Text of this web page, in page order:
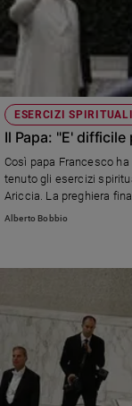
ESERCIZI SPIRITUALI
Il Papa: "E'
Così papa Francesco
tenuto gli esercizi
Ariccia. La preghiera
Alberto Bobbio